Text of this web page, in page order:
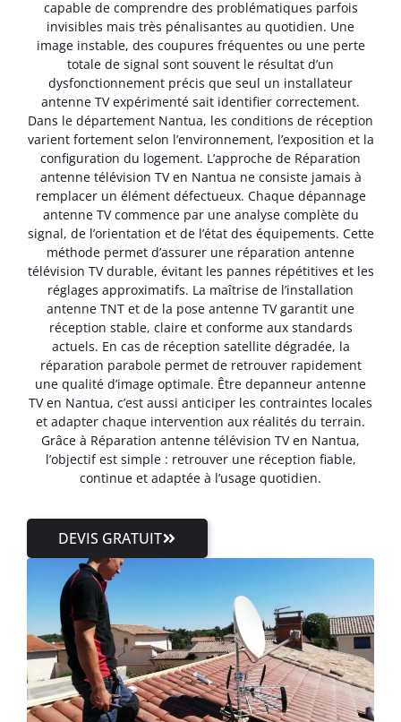
capable de comprendre des problématiques parfois
invisibles mais très pénalisantes au quotidien. Une
image instable, des coupures fréquentes ou une perte
totale de signal sont souvent le résultat d’un
dysfonctionnement précis que seul un installateur
antenne TV expérimenté sait identifier correctement.
Dans le département Nantua, les conditions de réception
varient fortement selon l’environnement, l’exposition et la
configuration du logement. L’approche de Réparation
antenne télévision TV en Nantua ne consiste jamais à
remplacer un élément défectueux. Chaque dépannage
antenne TV commence par une analyse complète du
signal, de l’orientation et de l’état des équipements. Cette
méthode permet d’assurer une réparation antenne
télévision TV durable, évitant les pannes répétitives et les
réglages approximatifs. La maîtrise de l’installation
antenne TNT et de la pose antenne TV garantit une
réception stable, claire et conforme aux standards
actuels. En cas de réception satellite dégradée, la
réparation parabole permet de retrouver rapidement
une qualité d’image optimale. Être depanneur antenne
TV en Nantua, c’est aussi anticiper les contraintes locales
et adapter chaque intervention aux réalités du terrain.
Grâce à Réparation antenne télévision TV en Nantua,
l’objectif est simple : retrouver une réception fiable,
continue et adaptée à l’usage quotidien.
DEVIS GRATUIT